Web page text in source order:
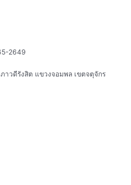
2649
าวดีรังสิต แขวงจอมพล เขตจตุจักร